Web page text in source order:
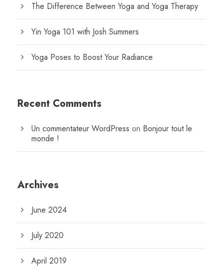
The Difference Between Yoga and Yoga Therapy
Yin Yoga 101 with Josh Summers
Yoga Poses to Boost Your Radiance
Recent Comments
Un commentateur WordPress on Bonjour tout le
monde !
Archives
June 2024
July 2020
April 2019